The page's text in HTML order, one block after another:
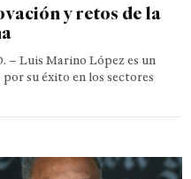
y retos de la
– Luis Marino López es un
su éxito en los sectores